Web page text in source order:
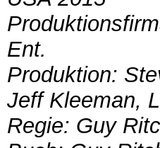
Ent.
Produktion:
Jeff Kleeman,
Regie: Guy